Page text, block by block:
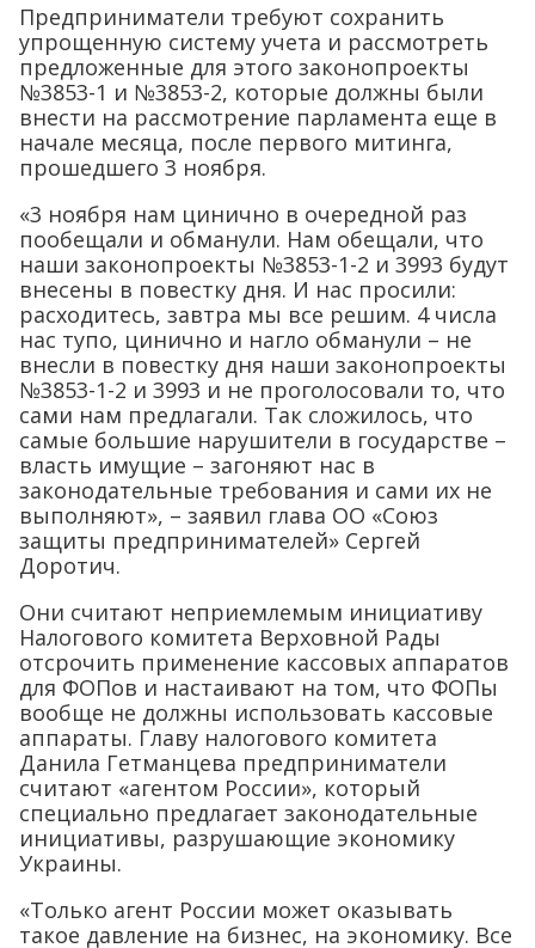
Предприниматели требуют сохранить
упрощенную систему учета и рассмотреть
предложенные для этого законопроекты
№3853-1 и №3853-2, которые должны были
внести на рассмотрение парламента еще в
начале месяца, после первого митинга,
прошедшего 3 ноября.
«3 ноября нам цинично в очередной раз
пообещали и обманули. Нам обещали, что
наши законопроекты №3853-1-2 и 3993 будут
внесены в повестку дня. И нас просили:
расходитесь, завтра мы все решим. 4 числа
нас тупо, цинично и нагло обманули – не
внесли в повестку дня наши законопроекты
№3853-1-2 и 3993 и не проголосовали то, что
сами нам предлагали. Так сложилось, что
самые большие нарушители в государстве –
власть имущие – загоняют нас в
законодательные требования и сами их не
выполняют», – заявил глава ОО «Союз
защиты предпринимателей» Сергей
Доротич.
Они считают неприемлемым инициативу
Налогового комитета Верховной Рады
отсрочить применение кассовых аппаратов
для ФОПов и настаивают на том, что ФОПы
вообще не должны использовать кассовые
аппараты. Главу налогового комитета
Данила Гетманцева предприниматели
считают «агентом России», который
специально предлагает законодательные
инициативы, разрушающие экономику
Украины.
«Только агент России может оказывать
такое давление на бизнес, на экономику. Все